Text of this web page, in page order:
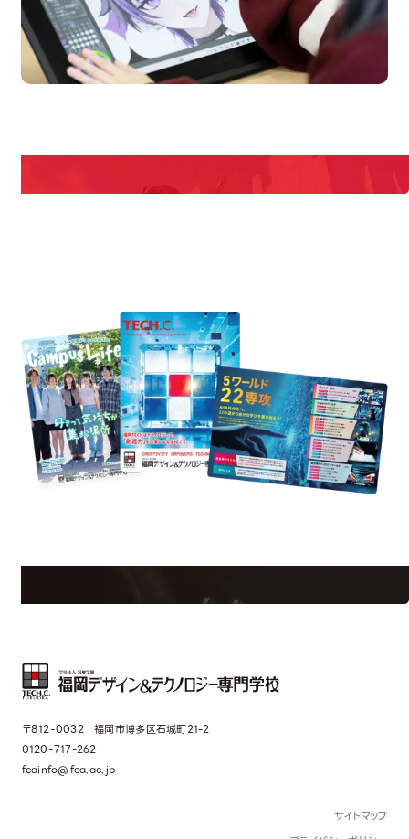
Campus Open
Information
〒812-0032 福岡市博多区石城町21-2
0120-717-262
fcainfo@fca.ac.jp
サイトマップ